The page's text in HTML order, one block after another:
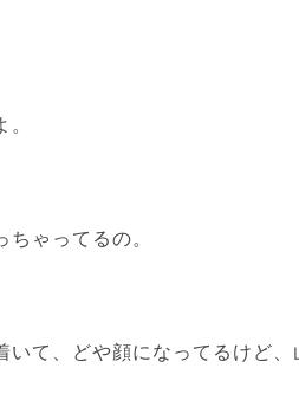
ちゃってるの。
いて、どや顔になってるけど、